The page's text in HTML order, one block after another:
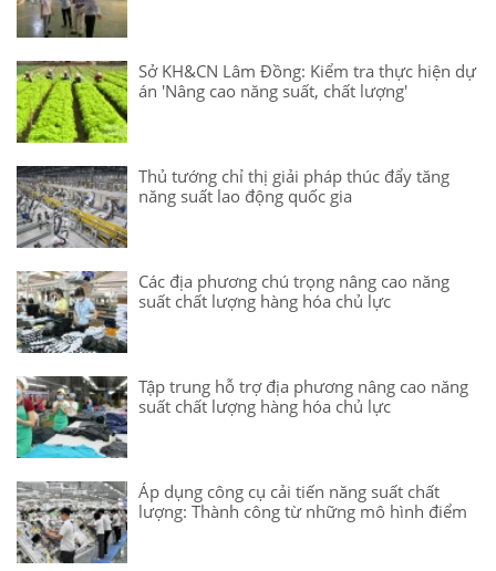
Sở KH&CN Lâm Đồng: Kiểm tra thực hiện dự
án 'Nâng cao năng suất, chất lượng'
Thủ tướng chỉ thị giải pháp thúc đẩy tăng
năng suất lao động quốc gia
Các địa phương chú trọng nâng cao năng
suất chất lượng hàng hóa chủ lực
Tập trung hỗ trợ địa phương nâng cao năng
suất chất lượng hàng hóa chủ lực
Áp dụng công cụ cải tiến năng suất chất
lượng: Thành công từ những mô hình điểm